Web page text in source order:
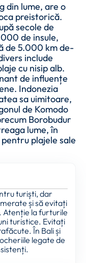
din lume, are o
preistorică.
secole de
de insule,
de 5.000 km de-
include
cu nisip alb.
de influențe
Indonezia
sa uimitoare,
de Komodo
Borobudur
lume, în
plajele sale
turiști, dar
și să evitați
Atenție la furturile
turistice. Evitați
În Bali și
legate de